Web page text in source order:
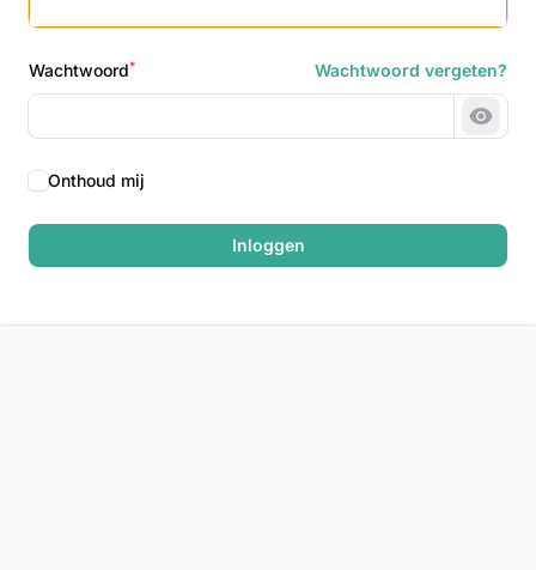
Wachtwoord* Wachtwoord vergeten?
Onthoud mij
Inloggen